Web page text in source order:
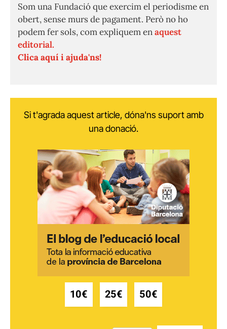
Som una Fundació que exercim el periodisme en
obert, sense murs de pagament. Però no ho
podem fer sols, com expliquem enaquest
editorial.
Clica aquí i ajuda'ns!
Si t'agrada aquest article, dóna'ns suport amb
una donació.
10€ 25€ 50€